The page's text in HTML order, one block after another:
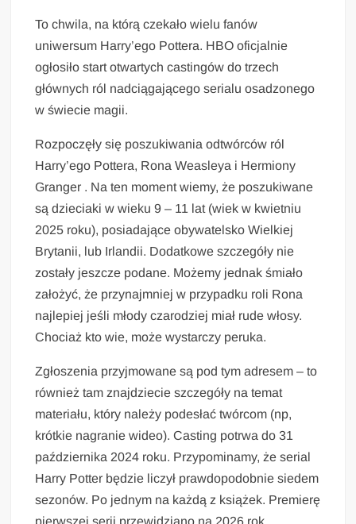
To chwila, na którą czekało wielu fanów
uniwersum Harry’ego Pottera. HBO oficjalnie
ogłosiło start otwartych castingów do trzech
głównych ról nadciągającego serialu osadzonego
w świecie magii.
Rozpoczęły się poszukiwania odtwórców ról
Harry’ego Pottera, Rona Weasleya i Hermiony
Granger . Na ten moment wiemy, że poszukiwane
są dzieciaki w wieku 9 – 11 lat (wiek w kwietniu
2025 roku), posiadające obywatelsko Wielkiej
Brytanii, lub Irlandii. Dodatkowe szczegóły nie
zostały jeszcze podane. Możemy jednak śmiało
założyć, że przynajmniej w przypadku roli Rona
najlepiej jeśli młody czarodziej miał rude włosy.
Chociaż kto wie, może wystarczy peruka.
Zgłoszenia przyjmowane są pod tym adresem – to
również tam znajdziecie szczegóły na temat
materiału, który należy podesłać twórcom (np,
krótkie nagranie wideo). Casting potrwa do 31
października 2024 roku. Przypominamy, że serial
Harry Potter będzie liczył prawdopodobnie siedem
sezonów. Po jednym na każdą z książek. Premierę
pierwszej serii przewidziano na 2026 rok.